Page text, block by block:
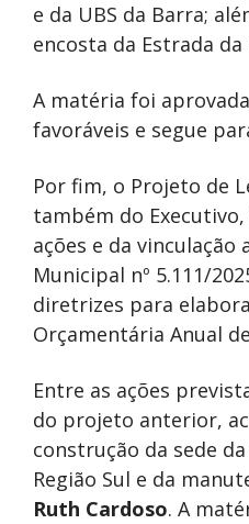
e da UBS da Barra;
encosta da Estrada da
A matéria foi
favoráveis e segue
Por fim, o Projeto de
também do
ações e da vinculação
Municipal nº 5.111/
diretrizes para
Orçamentária Anual
Entre as ações
do projeto anterior,
construção da sede
Região Sul e da
Ruth Cardoso. A